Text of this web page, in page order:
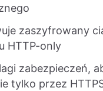
zaszyfrowany
HTTP-only
zabezpieczeń,
tylko przez